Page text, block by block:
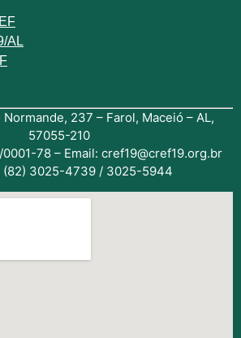
AL
237 – Farol, Maceió – AL,
57055-210
78 – Email: cref19@cref19.org.br
(82) 3025-4739 / 3025-5944